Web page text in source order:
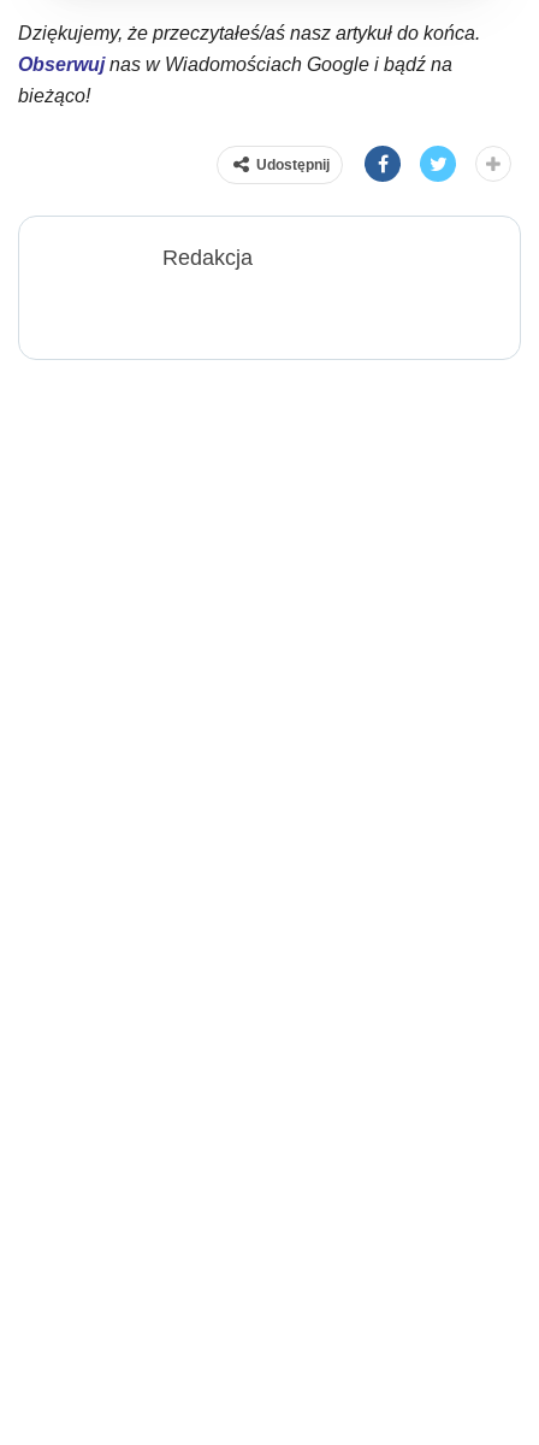
Dziękujemy, że przeczytałeś/aś nasz artykuł do końca.
Obserwujnas w Wiadomościach Google i bądź na
bieżąco!
Udostępnij
Redakcja